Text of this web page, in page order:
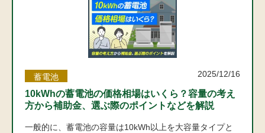
蓄電池 2025/12/16
10kWhの蓄電池の価格相場はいくら？容量の考え
方から補助金、選ぶ際のポイントなどを解説
一般的に、蓄電池の容量は10kWh以上を大容量タイプと